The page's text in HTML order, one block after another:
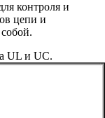
контроля и
цепи и
UL и UC.